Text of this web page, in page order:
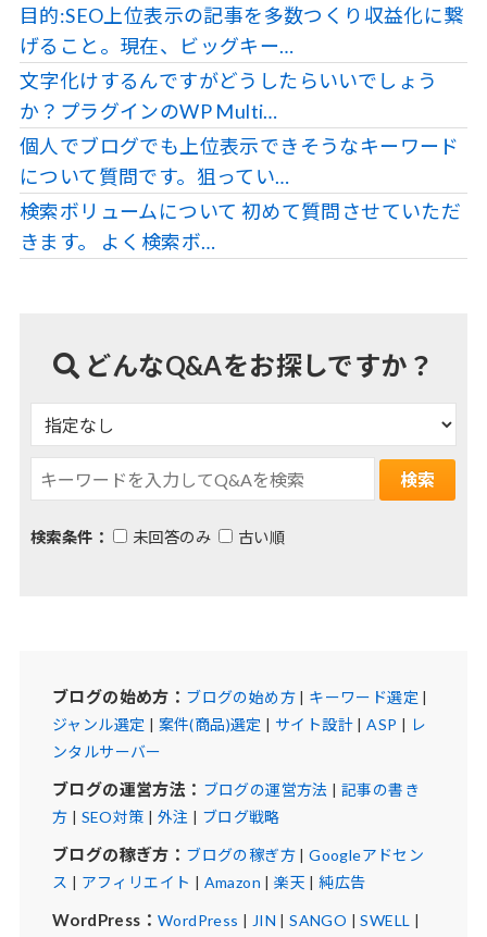
目的:SEO上位表示の記事を多数つくり収益化に繋
げること。現在、ビッグキー…
文字化けするんですがどうしたらいいでしょう
か？プラグインのWP Multi…
個人でブログでも上位表示できそうなキーワード
について質問です。狙ってい…
検索ボリュームについて 初めて質問させていただ
きます。 よく検索ボ…
どんなQ&Aをお探しですか？
検索条件： 未回答のみ 古い順
ブログの始め方： ブログの始め方| キーワード選定 |
ジャンル選定 | 案件(商品)選定 | サイト設計|ASP | レ
ンタルサーバー
ブログの運営方法： ブログの運営方法 | 記事の書き
方 | SEO対策 | 外注 | ブログ戦略
ブログの稼ぎ方： ブログの稼ぎ方|Googleアドセン
ス | アフィリエイト | Amazon |楽天 |純広告
WordPress： WordPress | JIN |SANGO |SWELL |